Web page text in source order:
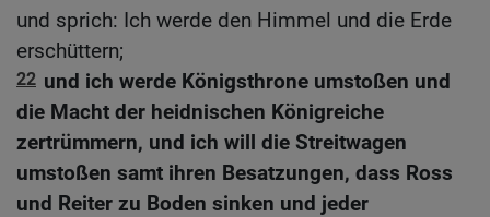
und sprich: Ich werde den Himmel und die Erde
erschüttern;
22 und ich werde Königsthrone umstoßen und
die Macht der heidnischen Königreiche
zertrümmern, und ich will die Streitwagen
umstoßen samt ihren Besatzungen, dass Ross
und Reiter zu Boden sinken und jeder